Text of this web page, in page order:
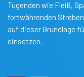
Tugenden wie Fleiß,
fortwährenden
auf dieser Grundlage
einsetzen.